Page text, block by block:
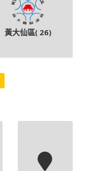
黃大仙區( 26)